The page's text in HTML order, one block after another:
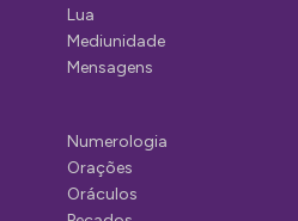
Lua
Mediunidade
Mensagens
Numerologia
Orações
Oráculos